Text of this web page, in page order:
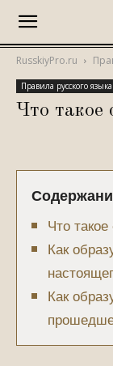
RusskiyPro.ru
Правила русского языка
Что такое
Что
Как
Как